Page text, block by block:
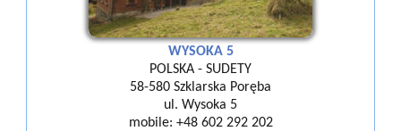
WYSOKA 5
POLSKA - SUDETY
58-580 Szklarska Poręba
ul. Wysoka 5
mobile: +48 602 292 202